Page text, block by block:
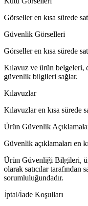
Görseller en kısa sürede
Güvenlik Görselleri
Görseller en kısa sürede
Kılavuz ve ürün belgeleri,
güvenlik bilgileri sağlar.
Kılavuzlar
Kılavuzlar en kısa sürede
Ürün Güvenlik
Güvenlik açıklamaları en
Ürün Güvenliği Bilgileri,
olarak satıcılar tarafından
sorumluluğundadır.
İptal/İade Koşulları